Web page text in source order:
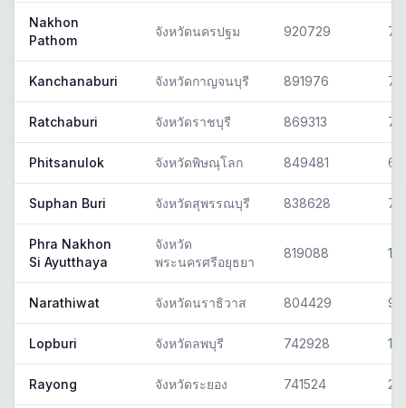
Nakhon
Pathom
จังหวัดนครปฐม 920729 73
Kanchanaburi จังหวัดกาญจนบุรี 891976 71
Ratchaburi จังหวัดราชบุรี 869313 70
Phitsanulok จังหวัดพิษณุโลก 849481 65
Suphan Buri จังหวัดสุพรรณบุรี 838628 72
Phra Nakhon
Si Ayutthaya
จังหวัด
พระนครศรีอยุธยา
819088 13
Narathiwat จังหวัดนราธิวาส 804429 96
Lopburi จังหวัดลพบุรี 742928 15
Rayong จังหวัดระยอง 741524 21